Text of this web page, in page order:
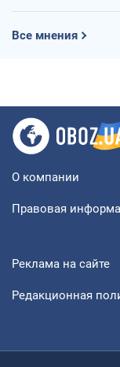
Все мнения
О компании
Правовая
Реклама на сайте
Редакционная